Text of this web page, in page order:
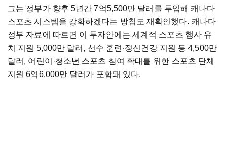
그는 정부가 향후 5년간 7억5,500만 달러를 투입해 캐나다
스포츠 시스템을 강화하겠다는 방침도 재확인했다. 캐나다
정부 자료에 따르면 이 투자안에는 세계적 스포츠 행사 유
치 지원 5,000만 달러, 선수 훈련·정신건강 지원 등 4,500만
달러, 어린이·청소년 스포츠 참여 확대를 위한 스포츠 단체
지원 6억6,000만 달러가 포함돼 있다.